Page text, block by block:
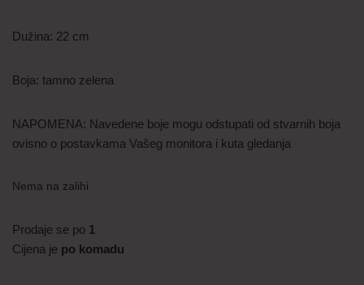
Dužina: 22 cm
Boja: tamno zelena
NAPOMENA: Navedene boje mogu odstupati od stvarnih boja
ovisno o postavkama Vašeg monitora i kuta gledanja
Nema na zalihi
Prodaje se po 1
Cijena je po komadu